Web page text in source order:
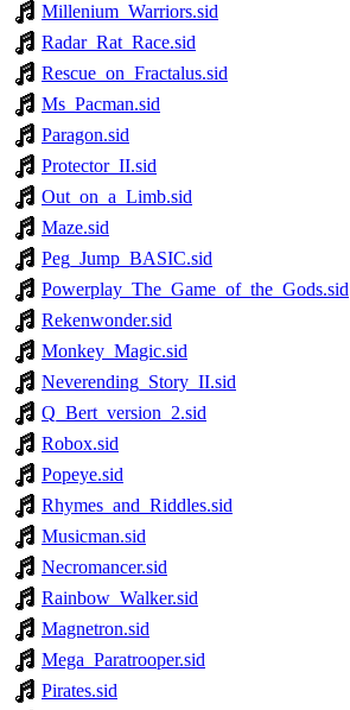
Millenium_Warriors.sid
Radar_Rat_Race.sid
Rescue_on_Fractalus.sid
Ms_Pacman.sid
Paragon.sid
Protector_II.sid
Out_on_a_Limb.sid
Maze.sid
Peg_Jump_BASIC.sid
Powerplay_The_Game_of_the_Gods.sid
Rekenwonder.sid
Monkey_Magic.sid
Neverending_Story_II.sid
Q_Bert_version_2.sid
Robox.sid
Popeye.sid
Rhymes_and_Riddles.sid
Musicman.sid
Necromancer.sid
Rainbow_Walker.sid
Magnetron.sid
Mega_Paratrooper.sid
Pirates.sid